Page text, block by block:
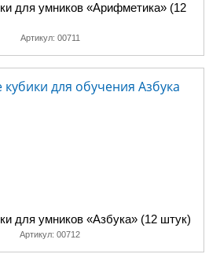
для умников «Арифметика» (12
Артикул: 00711
для умников «Азбука» (12 штук)
Артикул: 00712